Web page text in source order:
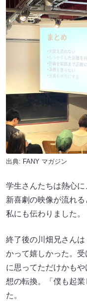
出典: FANY マガジン
学生さんたちは熱心に
新喜劇の映像が流れ
私にも伝わりました。
終了後の川畑兄さん
かって嬉しかった。
に思ってただけかも
想の転換。「僕も起
た。